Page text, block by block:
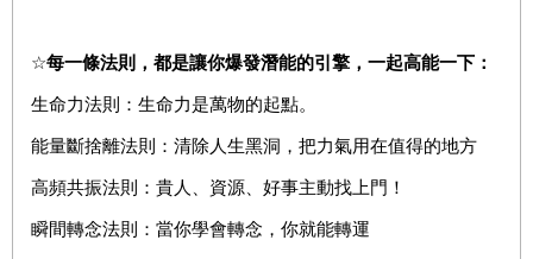
☆每一條法則，都是讓你爆發潛能的引擎，一起高能一下：
生命力法則：生命力是萬物的起點。
能量斷捨離法則：清除人生黑洞，把力氣用在值得的地方
高頻共振法則：貴人、資源、好事主動找上門！
瞬間轉念法則：當你學會轉念，你就能轉運